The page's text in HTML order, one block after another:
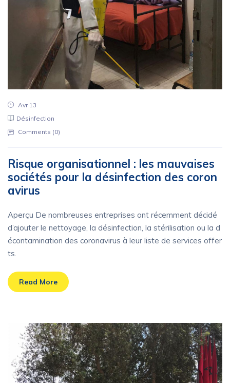
Avr 13
Désinfection
Comments (0)
Risque organisationnel : les mauvaises
sociétés pour la désinfection des coron
avirus
Aperçu De nombreuses entreprises ont récemment décidé
d’ajouter le nettoyage, la désinfection, la stérilisation ou la d
écontamination des coronavirus à leur liste de services offer
ts.
Read More